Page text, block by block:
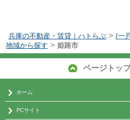
では、不動産価格の相場ですが、2千万円後半から3千万円台で新築のマイホームを持つことが可能です。中古ならば、1千万円台の物件も多く、相場は比較的安くなっています。土地の価格も高くないので、資金に余裕がない人でもマイホームを持つことができます。また、経済的
兵庫の不動産・賃貸｜ハトらぶ > (一
地域から探す > 姫路市
ページトッ
ホーム
PCサイト